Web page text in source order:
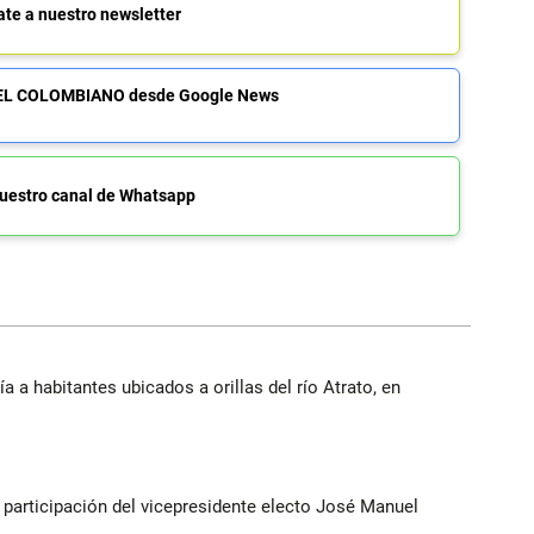
a nuestro newsletter
COLOMBIANO desde Google News
canal de Whatsapp
a habitantes ubicados a orillas del río Atrato, en
del vicepresidente electo José Manuel